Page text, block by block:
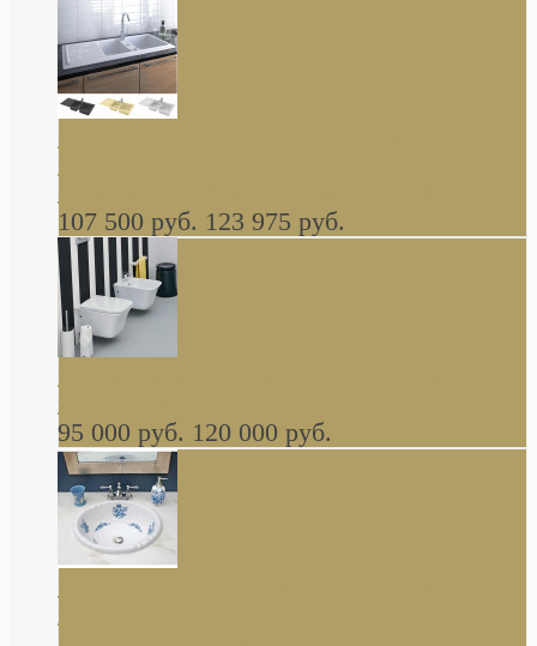
керамическая мойка 1160 x 510 мм белая,
серая, черная, бежевая В НАЛИЧИИ
107 500 руб. 123 975 руб.
навесное КОМПЛЕКТ
95 000 руб. 120 000 руб.
Decorated Bathroom раковина овальная
встраиваемая для ванной с рисунком синяя